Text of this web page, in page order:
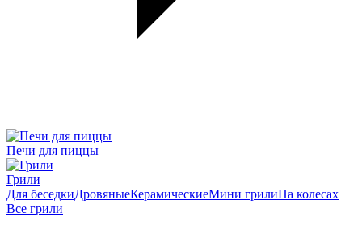
Печи для пиццы
Грили
Для беседкиДровяныеКерамическиеМини грилиНа колесах
Все грили